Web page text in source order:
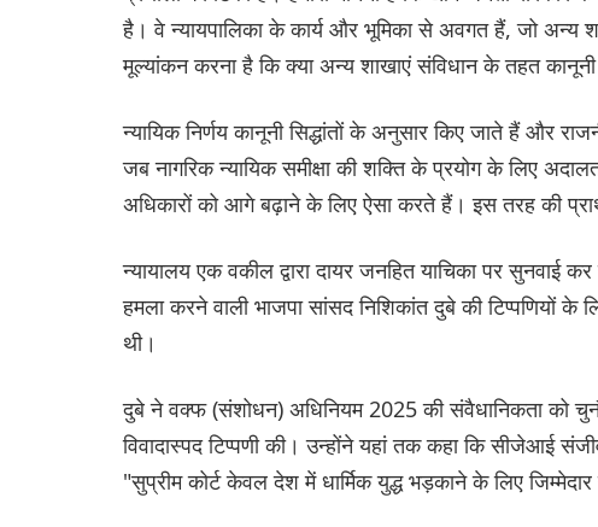
है। वे न्यायपालिका के कार्य और भूमिका से अवगत हैं, जो अन्य
मूल्यांकन करना है कि क्या अन्य शाखाएं संविधान के तहत
न्यायिक निर्णय कानूनी सिद्धांतों के अनुसार किए जाते हैं और
जब नागरिक न्यायिक समीक्षा की शक्ति के प्रयोग के लिए
अधिकारों को आगे बढ़ाने के लिए ऐसा करते हैं। इस तरह की
न्यायालय एक वकील द्वारा दायर जनहित याचिका पर सुनवाई
हमला करने वाली भाजपा सांसद निशिकांत दुबे की टिप्पणियों के
थी।
दुबे ने वक्फ (संशोधन) अधिनियम 2025 की संवैधानिकता को
विवादास्पद टिप्पणी की। उन्होंने यहां तक कहा कि सीजेआई
"सुप्रीम कोर्ट केवल देश में धार्मिक युद्ध भड़काने के लिए